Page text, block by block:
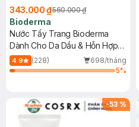
343.000 ₫560.000 ₫
Bioderma
Nước Tẩy Trang Bioderma
Dành Cho Da Dầu & Hỗn Hợp
500ml
4.9 (228)
698/tháng
5%
-53 %